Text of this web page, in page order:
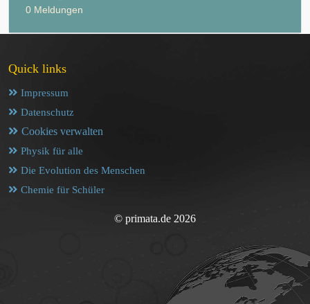
0 Meldungen
Quick links
Impressum
Datenschutz
Cookies verwalten
Physik für alle
Die Evolution des Menschen
Chemie für Schüler
© primata.de 2026